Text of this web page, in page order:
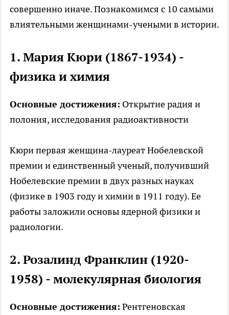
совершенно иначе. Познакомимся с 10 самыми
влиятельными женщинами-ученымив истории.
1. Мария Кюри (1867-1934) -
физика и химия
Основные достижения: Открытие радия и
полония, исследования радиоактивности
Кюрипервая женщина-лауреат Нобелевской
премии и единственный ученый, получивший
Нобелевские премии в двух разных науках
(физике в 1903 году и химии в 1911 году). Ее
работы заложили основы ядерной физики и
радиологии.
2. Розалинд Франклин (1920-
1958) - молекулярная биология
Основные достижения: Рентгеновская